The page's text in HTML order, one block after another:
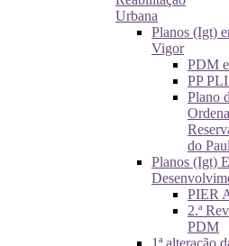
Urbana
Planos (Igt)
Vigor
PDM
PP
Plano
do
Planos (Igt)
PIER
2.ª
PDM
1ª alteração